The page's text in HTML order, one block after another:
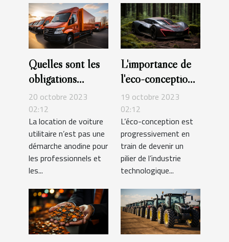
Quelles sont les
obligations
légales liées à la
location de
véhicules
utilitaires ?
20 octobre 2023
02:12
La location de voiture
utilitaire n’est pas une
démarche anodine pour
les professionnels et
les...
L'importance de
l'éco-conception
dans l'industrie
tech
19 octobre 2023
02:12
L’éco-conception est
progressivement en
train de devenir un
pilier de l’industrie
technologique...